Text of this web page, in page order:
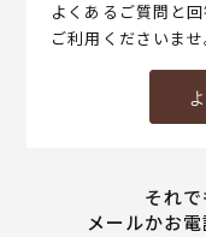
よくあるご質問と
ご利用くださいませ
それで
メールかお